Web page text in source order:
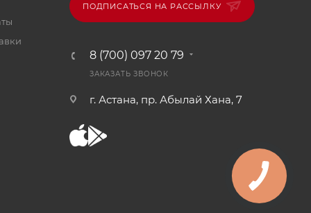
ПОДПИСАТЬСЯ НА РАССЫЛКУ
8 (700) 097 20 79
ЗАКАЗАТЬ ЗВОНОК
г. Астана, пр. Абылай Хана, 7